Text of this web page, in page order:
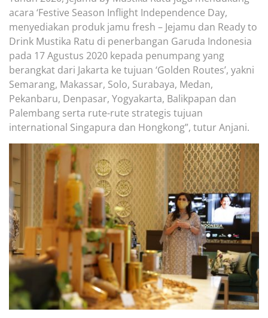
acara ‘Festive Season Inflight Independence Day,
menyediakan produk jamu fresh – Jejamu dan Ready to
Drink Mustika Ratu di penerbangan Garuda Indonesia
pada 17 Agustus 2020 kepada penumpang yang
berangkat dari Jakarta ke tujuan ‘Golden Routes’, yakni
Semarang, Makassar, Solo, Surabaya, Medan,
Pekanbaru, Denpasar, Yogyakarta, Balikpapan dan
Palembang serta rute-rute strategis tujuan
international Singapura dan Hongkong”, tutur Anjani.